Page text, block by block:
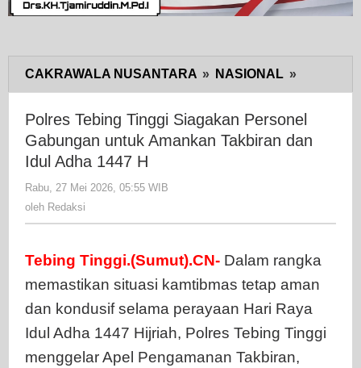
CAKRAWALA NUSANTARA » NASIONAL »
Tebing
Tinggi
Takbiran
Idul
Adha
1447
Polres Tebing Tinggi Siagakan Personel
Gabungan untuk Amankan Takbiran dan
Idul Adha 1447 H
Rabu, 27 Mei 2026, 05:55 WIB
oleh Redaksi
Tebing Tinggi.(Sumut).CN- Dalam rangka
memastikan situasi kamtibmas tetap aman
dan kondusif selama perayaan Hari Raya
Idul Adha 1447 Hijriah, Polres Tebing Tinggi
menggelar Apel Pengamanan Takbiran,